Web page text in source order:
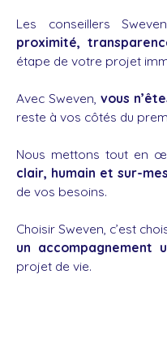
Les conseillers
proximité,
étape de votre projet
Avec Sweven, vous
reste à vos côtés du
Nous mettons tout en
clair, humain et sur-
de vos besoins.
Choisir Sweven, c’est
un accompagnement
projet de vie.